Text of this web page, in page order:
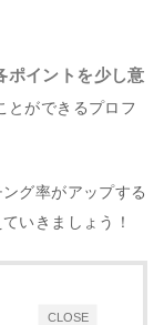
ポイントを少し意
とができるプロフ
グ率がアップする
いきましょう！
CLOSE